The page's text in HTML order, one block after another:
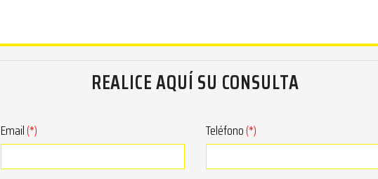
REALICE AQUÍ SU CONSULTA
Email(*) Teléfono(*)